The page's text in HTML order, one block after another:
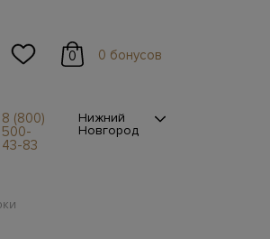
0 0 бонусов
8 (800)
500-
43-83
Нижний
Новгород